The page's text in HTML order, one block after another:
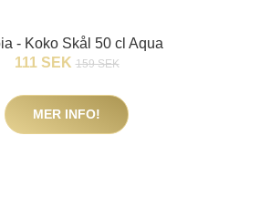
- Koko Skål 50 cl Aqua
111 SEK 159 SEK
MER INFO!